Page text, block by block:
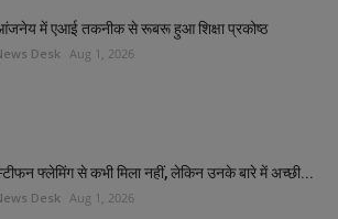
में एआई तकनीक से रूबरू हुआ शिक्षा प्रकोष्ठ
Desk Aug 1, 2026
फ्लेमिंग से कभी मिला नहीं, लेकिन उनके बारे में अच्छी...
Desk Aug 1, 2026